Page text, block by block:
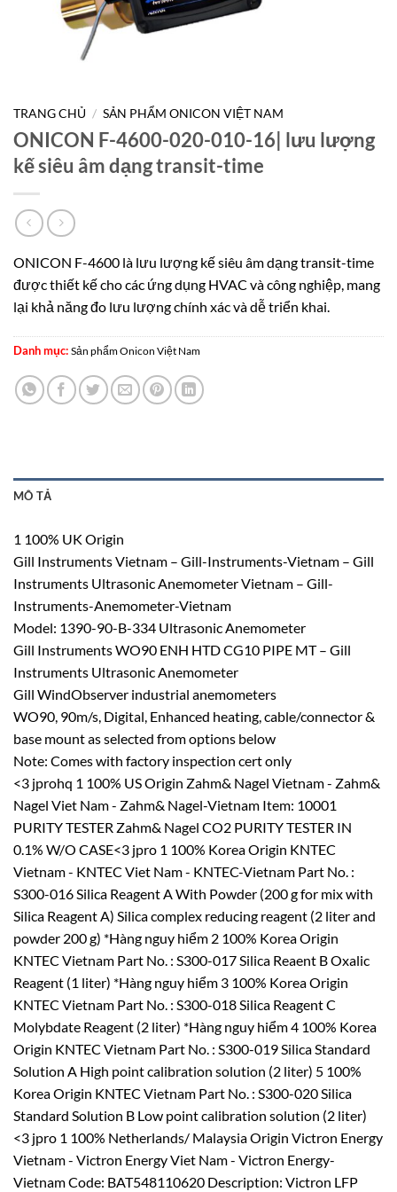
TRANG CHỦ / SẢN PHẨM ONICON VIỆT NAM
ONICON F-4600-020-010-16| lưu lượng
kế siêu âm dạng transit-time
ONICON F-4600 là lưu lượng kế siêu âm dạng transit-time
được thiết kế cho các ứng dụng HVAC và công nghiệp, mang
lại khả năng đo lưu lượng chính xác và dễ triển khai.
Danh mục: Sản phẩm Onicon Việt Nam
MÔ TẢ
1 100% UK Origin
Gill Instruments Vietnam – Gill-Instruments-Vietnam – Gill
Instruments Ultrasonic Anemometer Vietnam – Gill-
Instruments-Anemometer-Vietnam
Model: 1390-90-B-334 Ultrasonic Anemometer
Gill Instruments WO90 ENH HTD CG10 PIPE MT – Gill
Instruments Ultrasonic Anemometer
Gill WindObserver industrial anemometers
WO90, 90m/s, Digital, Enhanced heating, cable/connector &
base mount as selected from options below
Note: Comes with factory inspection cert only
<3 jprohq 1 100% US Origin Zahm& Nagel Vietnam - Zahm&
Nagel Viet Nam - Zahm& Nagel-Vietnam Item: 10001
PURITY TESTER Zahm& Nagel CO2 PURITY TESTER IN
0.1% W/O CASE<3 jpro 1 100% Korea Origin KNTEC
Vietnam - KNTEC Viet Nam - KNTEC-Vietnam Part No. :
S300-016 Silica Reagent A With Powder (200 g for mix with
Silica Reagent A) Silica complex reducing reagent (2 liter and
powder 200 g) *Hàng nguy hiểm 2 100% Korea Origin
KNTEC Vietnam Part No. : S300-017 Silica Reaent B Oxalic
Reagent (1 liter) *Hàng nguy hiểm 3 100% Korea Origin
KNTEC Vietnam Part No. : S300-018 Silica Reagent C
Molybdate Reagent (2 liter) *Hàng nguy hiểm 4 100% Korea
Origin KNTEC Vietnam Part No. : S300-019 Silica Standard
Solution A High point calibration solution (2 liter) 5 100%
Korea Origin KNTEC Vietnam Part No. : S300-020 Silica
Standard Solution B Low point calibration solution (2 liter)
<3 jpro 1 100% Netherlands/ Malaysia Origin Victron Energy
Vietnam - Victron Energy Viet Nam - Victron Energy-
Vietnam Code: BAT548110620 Description: Victron LFP